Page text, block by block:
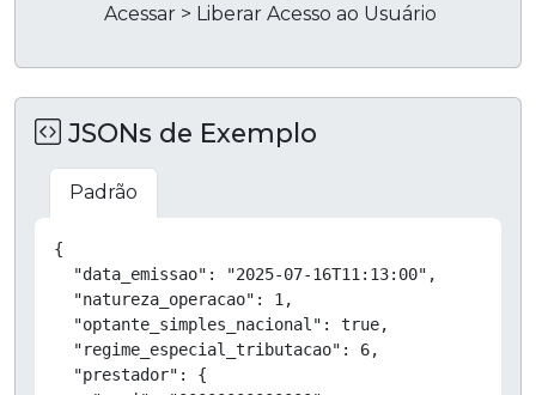
Acessar > Liberar Acesso ao Usuário
JSONs de Exemplo
Padrão
{
  "data_emissao": "2025-07-16T11:13:00",
  "natureza_operacao": 1,
  "optante_simples_nacional": true,
  "regime_especial_tributacao": 6,
  "prestador": {